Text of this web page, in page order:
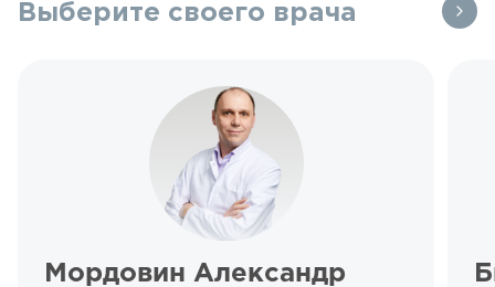
Выберите своего врача
Мордовин Александр